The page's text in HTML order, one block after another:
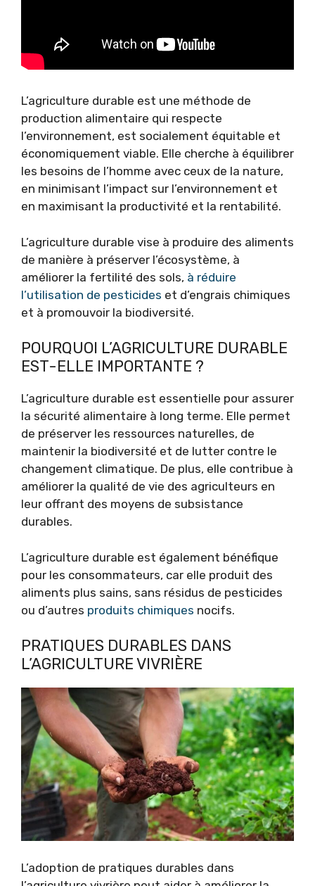
L’agriculture durable est une méthode de
production alimentaire qui respecte
l’environnement, est socialement équitable et
économiquement viable. Elle cherche à équilibrer
les besoins de l’homme avec ceux de la nature,
en minimisant l’impact sur l’environnement et
en maximisant la productivité et la rentabilité.
L’agriculture durable vise à produire des aliments
de manière à préserver l’écosystème, à
améliorer la fertilité des sols, à réduire
l’utilisation de pesticides et d’engrais chimiques
et à promouvoir la biodiversité.
POURQUOI L’AGRICULTURE DURABLE
EST-ELLE IMPORTANTE ?
L’agriculture durable est essentielle pour assurer
la sécurité alimentaire à long terme. Elle permet
de préserver les ressources naturelles, de
maintenir la biodiversité et de lutter contre le
changement climatique. De plus, elle contribue à
améliorer la qualité de vie des agriculteurs en
leur offrant des moyens de subsistance
durables.
L’agriculture durable est également bénéfique
pour les consommateurs, car elle produit des
aliments plus sains, sans résidus de pesticides
ou d’autres produits chimiques nocifs.
PRATIQUES DURABLES DANS
L’AGRICULTURE VIVRIÈRE
L’adoption de pratiques durables dans